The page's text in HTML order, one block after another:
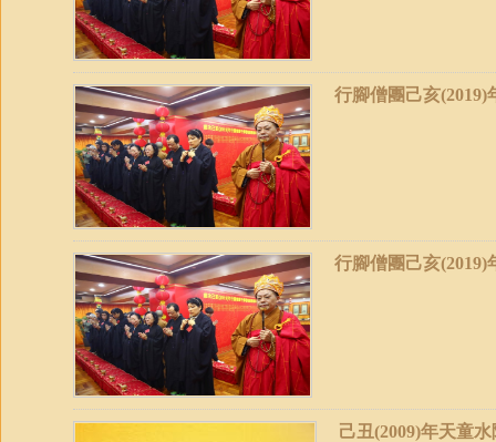
行腳僧團己亥(2019)
行腳僧團己亥(2019)
己丑(2009)年天童